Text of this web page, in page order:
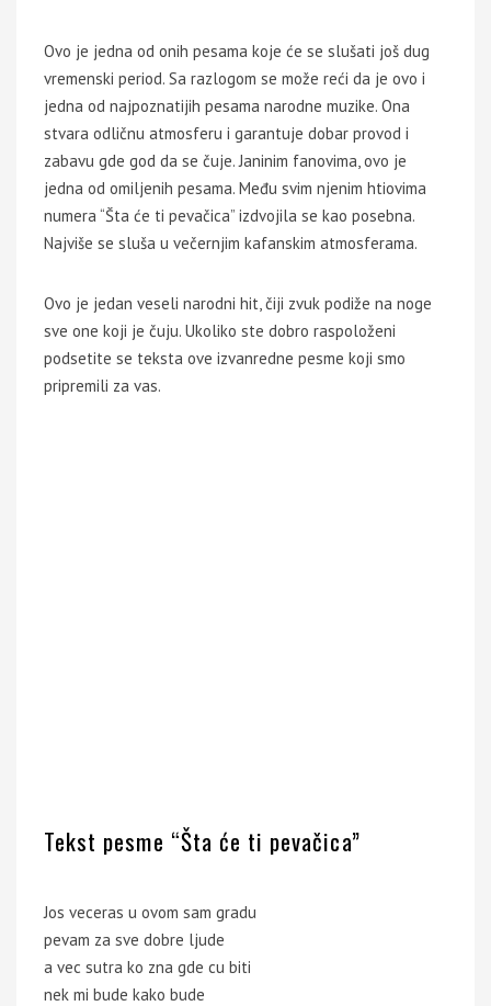
Ovo je jedna od onih pesama koje će se slušati još dug
vremenski period. Sa razlogom se može reći da je ovo i
jedna od najpoznatijih pesama narodne muzike. Ona
stvara odličnu atmosferu i garantuje dobar provod i
zabavu gde god da se čuje. Janinim fanovima, ovo je
jedna od omiljenih pesama. Među svim njenim htiovima
numera “Šta će ti pevačica” izdvojila se kao posebna.
Najviše se sluša u večernjim kafanskim atmosferama.
Ovo je jedan veseli narodni hit, čiji zvuk podiže na noge
sve one koji je čuju. Ukoliko ste dobro raspoloženi
podsetite se teksta ove izvanredne pesme koji smo
pripremili za vas.
Tekst pesme “Šta će ti pevačica”
Jos veceras u ovom sam gradu
pevam za sve dobre ljude
a vec sutra ko zna gde cu biti
nek mi bude kako bude